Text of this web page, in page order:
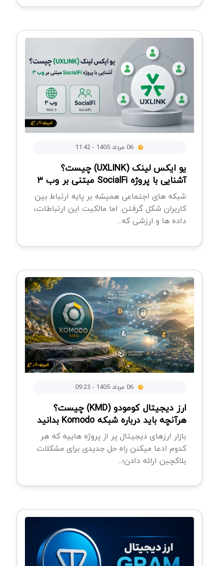
یو‌ ایکس لینک (UXLINK) چیست؟
آشنایی با پروژه SocialFi مبتنی بر وب ۳
شبکه های اجتماعی همیشه بر پایه ارتباط بین
کاربران شکل گرفتن. اما مالکیت این ارتباطات،
داده ها و ارزشی که...
ارز دیجیتال کومودو (KMD) چیست؟
هرآنچه باید درباره شبکه Komodo بدانید
بازار ارزهای دیجیتال پر از پروژه هاییه که هر
کدوم ادعا میکنن راه حل جدیدی برای مشکلات
بلاکچین ارائه دادن؛...